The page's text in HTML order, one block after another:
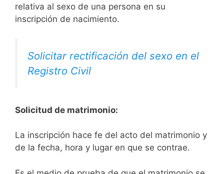
relativa al sexo de una persona en su
inscripción de nacimiento.
Solicitar rectificación del sexo en el
Registro Civil
Solicitud de matrimonio:
La inscripción hace fe del acto del matrimonio y
de la fecha, hora y lugar en que se contrae.